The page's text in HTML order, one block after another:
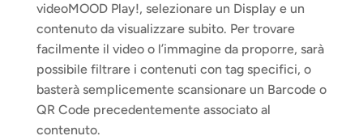
videoMOOD Play!, selezionare un Display e un
contenuto da visualizzare subito. Per trovare
facilmente il video o l’immagine da proporre, sarà
possibile filtrare i contenuti con tag specifici, o
basterà semplicemente scansionare un Barcode o
QR Code precedentemente associato al
contenuto.